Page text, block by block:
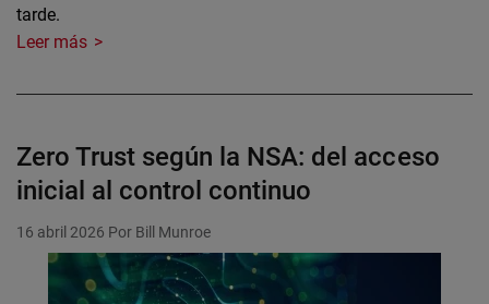
tarde.
Leer más
Zero Trust según la NSA: del acceso
inicial al control continuo
16 abril 2026 Por Bill Munroe